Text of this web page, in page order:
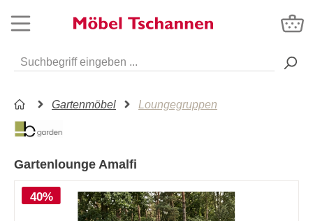
Gartenmöbel Loungegruppen
40%
Gartenlounge Amalfi